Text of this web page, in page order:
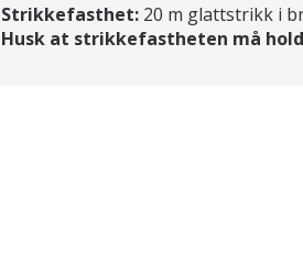
Strikkefasthet: 20 m glattstrikk i
Husk at strikkefastheten må